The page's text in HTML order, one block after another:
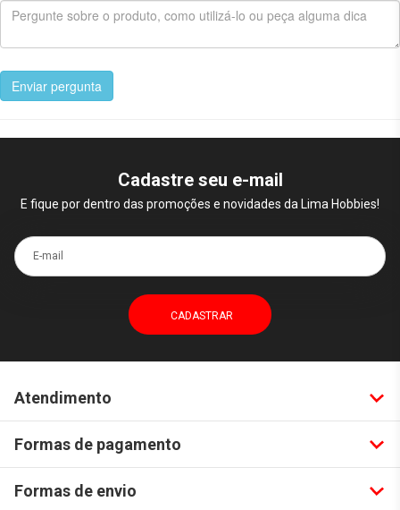
Enviar pergunta
Cadastre seu e-mail
E fique por dentro das promoções e novidades da Lima Hobbies!
E-mail
Atendimento
Formas de pagamento
Formas de envio